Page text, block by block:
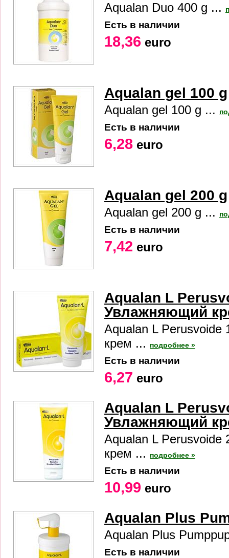
Aqualan Duo 400 g ...
Есть в наличии
18,36 euro
Aqualan gel 100 g
Aqualan gel 100 g ...
Есть в наличии
6,28 euro
Aqualan gel 200 g
Aqualan gel 200 g ...
Есть в наличии
7,42 euro
Aqualan L
Увлажняющий
Aqualan L
крем ...
подробнее »
Есть в наличии
6,27 euro
Aqualan L
Увлажняющий
Aqualan L
крем ...
подробнее »
Есть в наличии
10,99 euro
Aqualan Plus
Aqualan Plus
Есть в наличии